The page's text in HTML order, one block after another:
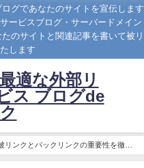
グであなたのサイトを宣伝します
ービスブログ・サーバードメイン
のサイトと関連記事を書いて被リ
します
適な外部リ
ス ブログde
ンクとバックリンクの重要性を徹底